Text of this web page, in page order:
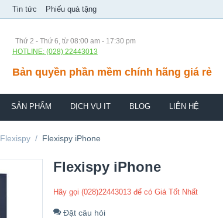
Tin tức Phiếu quà tặng
Thứ 2 - Thứ 6, từ 08:00 am - 17:30 pm
HOTLINE: (028) 22443013
Bản quyền phần mềm chính hãng giá rẻ
SẢN PHẨM DỊCH VỤ IT BLOG LIÊN HỆ
Flexispy / Flexispy iPhone
Flexispy iPhone
Hãy gọi (028)22443013 để có Giá Tốt Nhất
Đặt câu hỏi